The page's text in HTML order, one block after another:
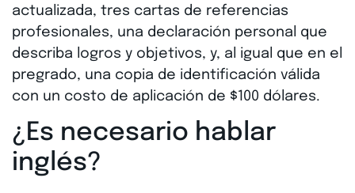
actualizada, tres cartas de referencias
profesionales, una declaración personal que
describa logros y objetivos, y, al igual que en el
pregrado, una copia de identificación válida
con un costo de aplicación de $100 dólares.
¿Es necesario hablar
inglés?